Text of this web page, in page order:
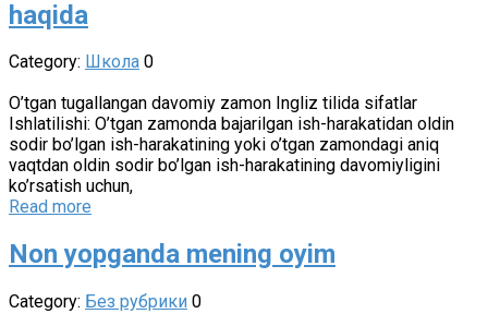
haqida
Category: Школа 0
O’tgan tugallangan davomiy zamon Ingliz tilida sifatlar
Ishlatilishi: O’tgan zamonda bajarilgan ish-harakatidan oldin
sodir bo’lgan ish-harakatining yoki o’tgan zamondagi aniq
vaqtdan oldin sodir bo’lgan ish-harakatining davomiyligini
ko’rsatish uchun,
Read more
Non yopganda mening oyim
Category: Без рубрики 0